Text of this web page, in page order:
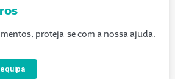
proteja-se com a nossa ajuda.